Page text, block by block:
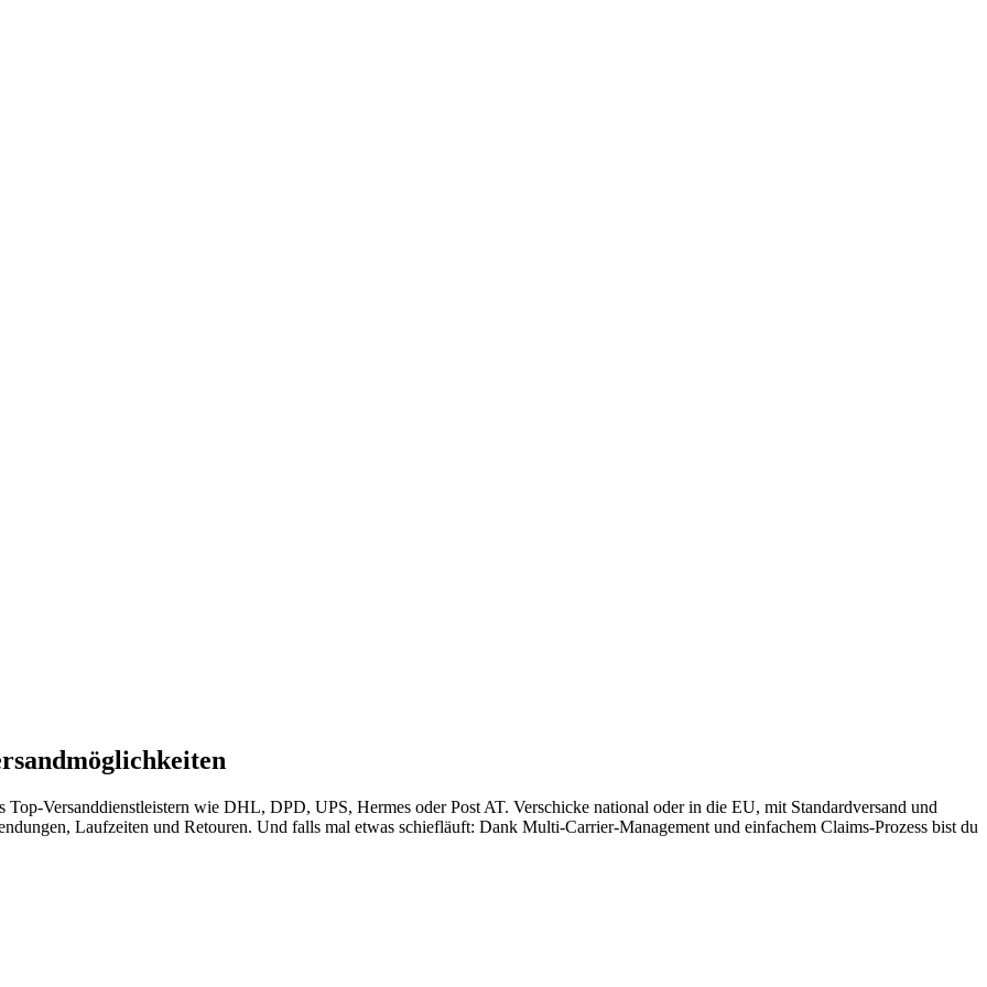
Top-Versanddienstleistern wie DHL, DPD, UPS, Hermes oder Post AT. Verschicke national oder in die EU, mit Standardversand und
Laufzeiten und Retouren. Und falls mal etwas schiefläuft: Dank Multi-Carrier-Management und einfachem Claims-Prozess bist du